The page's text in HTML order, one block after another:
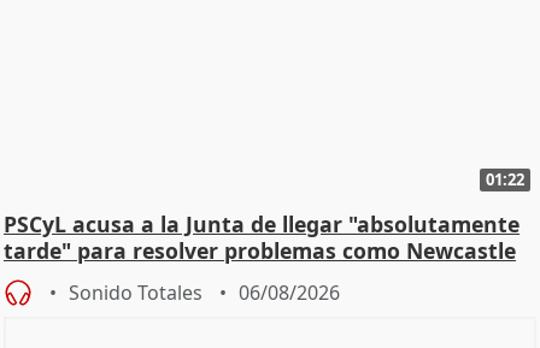
01:22
PSCyL acusa a la Junta de llegar "absolutamente
tarde" para resolver problemas como Newcastle
Sonido Totales 06/08/2026